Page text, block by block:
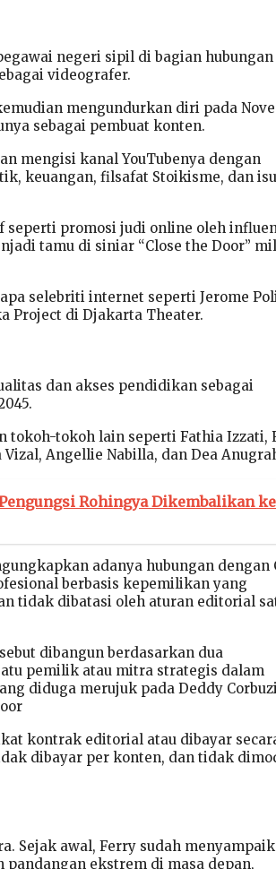
negeri sipil di bagian hubungan
videografer.
mengundurkan diri pada
sebagai pembuat konten.
mengisi kanal YouTubenya dengan
keuangan, filsafat Stoikisme, dan isu
promosi judi online oleh
tamu di siniar “Close the Door”
selebriti internet seperti Jerome
Project di Djakarta Theater.
dan akses pendidikan sebagai
tokoh-tokoh lain seperti Fathia Izzati,
Angellie Nabilla, dan Dea
Rohingya Dikembalikan ke
adanya hubungan dengan
berbasis kepemilikan yang
tidak dibatasi oleh aturan editorial
dibangun berdasarkan dua
pemilik atau mitra strategis dalam
diduga merujuk pada Deddy
kontrak editorial atau dibayar
dibayar per konten, dan tidak
Sejak awal, Ferry sudah
ekstrem di masa depan,